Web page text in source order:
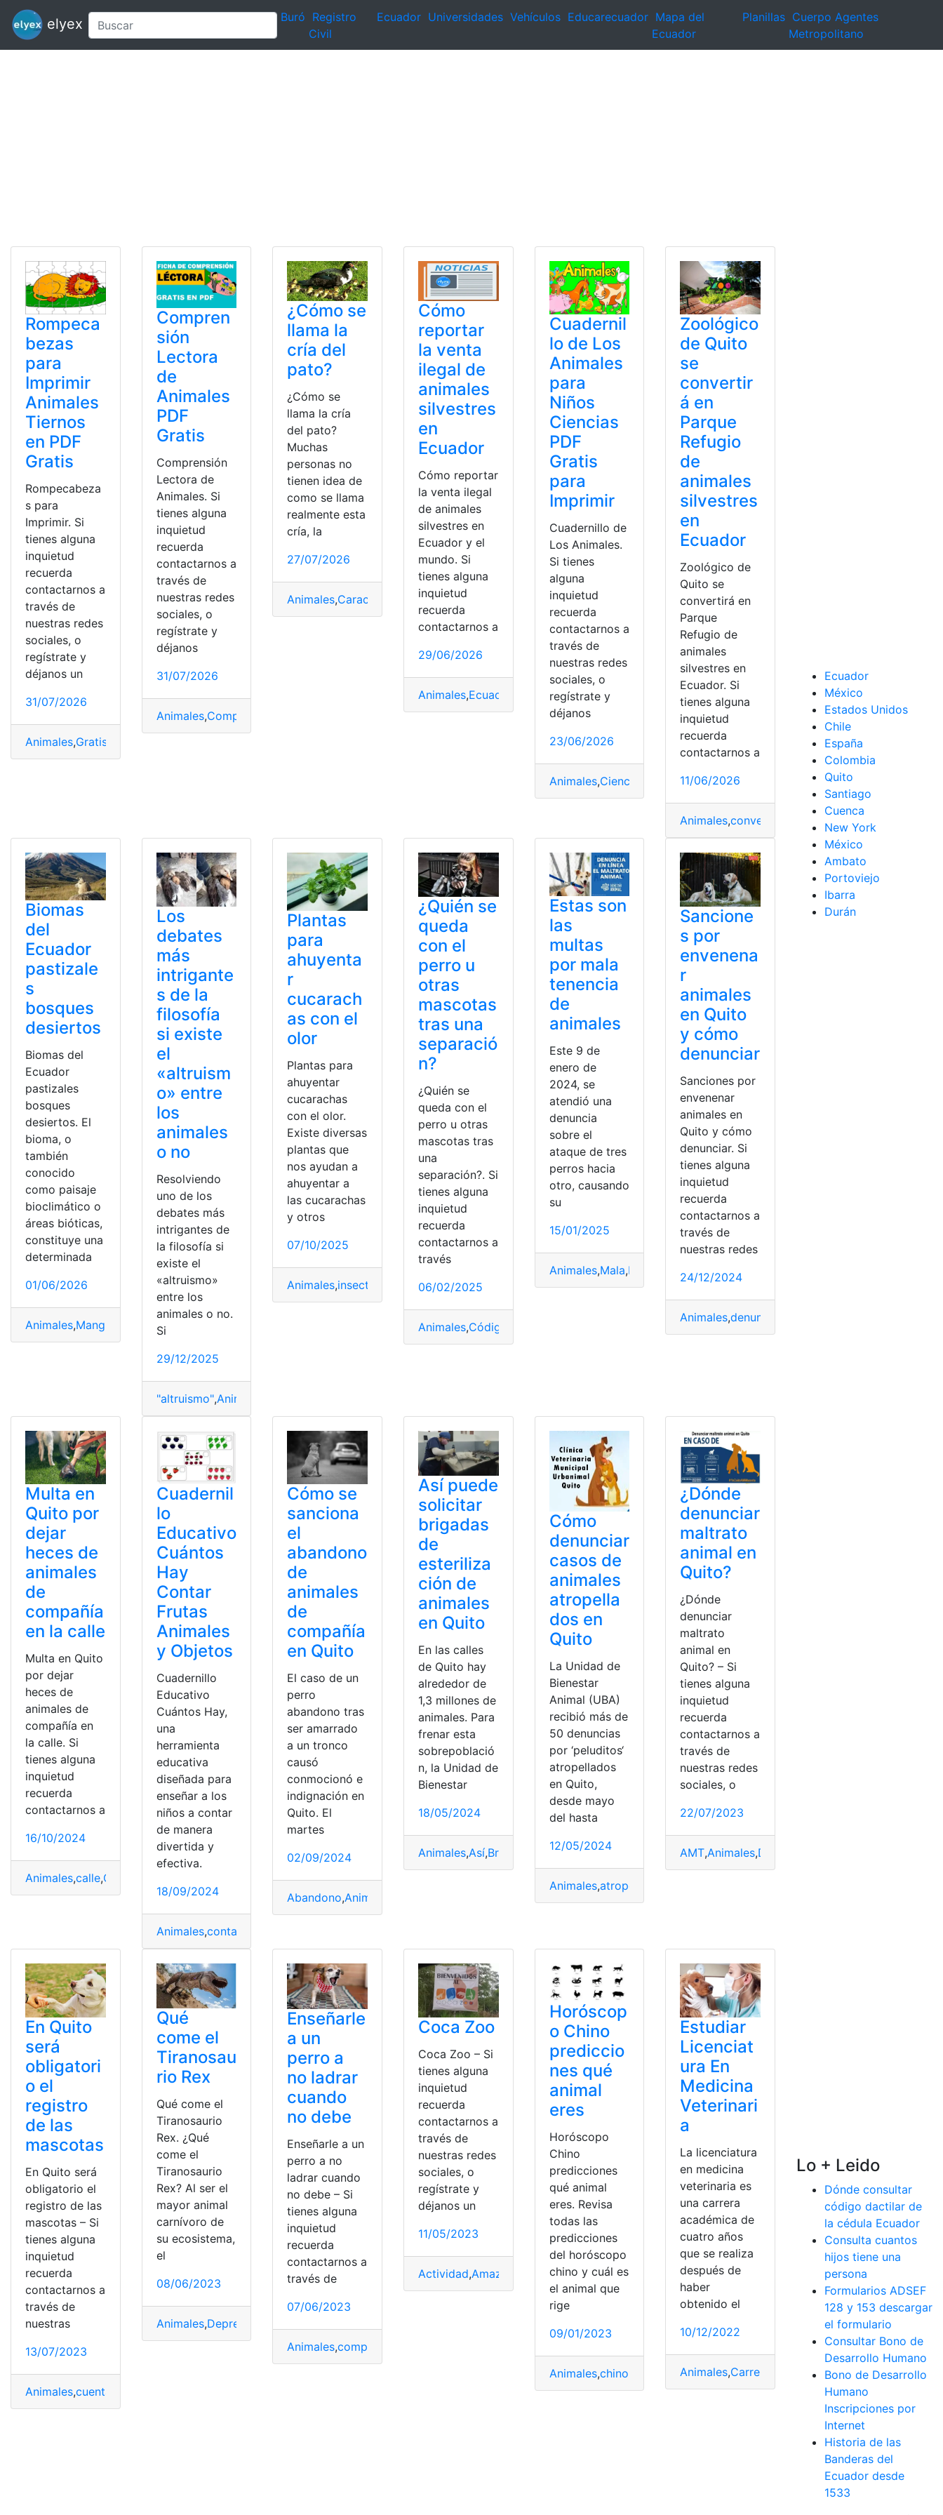
elyex Buró Registro
Civil
Ecuador Universidades Vehículos Educarecuador Mapa del
Ecuador
Planillas Cuerpo Agentes
Metropolitano
Rompeca
bezas
para
Imprimir
Animales
Tiernos
en PDF
Gratis
Rompecabeza
s para
Imprimir. Si
tienes alguna
inquietud
recuerda
contactarnos a
través de
nuestras redes
sociales, o
regístrate y
déjanos un
31/07/2026
Animales,Gratis
Compren
sión
Lectora
de
Animales
PDF
Gratis
Comprensión
Lectora de
Animales. Si
tienes alguna
inquietud
recuerda
contactarnos a
través de
nuestras redes
sociales, o
regístrate y
déjanos
31/07/2026
Animales,Comprensión
¿Cómo se
llama la
cría del
pato?
¿Cómo se
llama la cría
del pato?
Muchas
personas no
tienen idea de
como se llama
realmente esta
cría, la
27/07/2026
Animales,Características ,características generales,Cria,Criar
Cómo
reportar
la venta
ilegal de
animales
silvestres
en
Ecuador
Cómo reportar
la venta ilegal
de animales
silvestres en
Ecuador y el
mundo. Si
tienes alguna
inquietud
recuerda
contactarnos a
29/06/2026
Animales,Ecuador Reportar,silvestres
Cuadernil
lo de Los
Animales
para
Niños
Ciencias
PDF
Gratis
para
Imprimir
Cuadernillo de
Los Animales.
Si tienes
alguna
inquietud
recuerda
contactarnos a
través de
nuestras redes
sociales, o
regístrate y
déjanos
23/06/2026
Animales,Ciencias Cuadernillo,Gratis Niños PDF
Zoológico
de Quito
se
convertir
á en
Parque
Refugio
de
animales
silvestres
en
Ecuador
Zoológico de
Quito se
convertirá en
Parque
Refugio de
animales
silvestres en
Ecuador. Si
tienes alguna
inquietud
recuerda
contactarnos a
11/06/2026
Animales,convertirá Ecuador Parque
Biomas
del
Ecuador
pastizale
s
bosques
desiertos
Biomas del
Ecuador
pastizales
bosques
desiertos. El
bioma, o
también
conocido
como paisaje
bioclimático o
áreas bióticas,
constituye una
determinada
01/06/2026
Animales,Manglares Paisaje
Los
debates
más
intrigante
s de la
filosofía
si existe
el
«altruism
o» entre
los
animales
o no
Resolviendo
uno de los
debates más
intrigantes de
la filosofía si
existe el
«altruismo»
entre los
animales o no.
Si
29/12/2025
"altruismo",Animales
Plantas
para
ahuyenta
r
cucarach
as con el
olor
Plantas para
ahuyentar
cucarachas
con el olor.
Existe diversas
plantas que
nos ayudan a
ahuyentar a
las cucarachas
y otros
07/10/2025
Animales,insecto Plagas,Plantas
¿Quién se
queda
con el
perro u
otras
mascotas
tras una
separació
n?
¿Quién se
queda con el
perro u otras
mascotas tras
una
separación?. Si
tienes alguna
inquietud
recuerda
contactarnos a
través
06/02/2025
Animales,Código Civil Separación
Estas son
las
multas
por mala
tenencia
de
animales
Este 9 de
enero de
2024, se
atendió una
denuncia
sobre el
ataque de tres
perros hacia
otro, causando
su
15/01/2025
Animales,Mala,Multas Quito ,Tenencia
Sancione
s por
envenena
r
animales
en Quito
y cómo
denunciar
Sanciones por
envenenar
animales en
Quito y cómo
denunciar. Si
tienes alguna
inquietud
recuerda
contactarnos a
través de
nuestras redes
24/12/2024
Animales,denunciar
Multa en
Quito por
dejar
heces de
animales
de
compañía
en la calle
Multa en Quito
por dejar
heces de
animales de
compañía en
la calle. Si
tienes alguna
inquietud
recuerda
contactarnos a
16/10/2024
Animales,calle,Compañía Quito
Cuadernil
lo
Educativo
Cuántos
Hay
Contar
Frutas
Animales
y Objetos
Cuadernillo
Educativo
Cuántos Hay,
una
herramienta
educativa
diseñada para
enseñar a los
niños a contar
de manera
divertida y
efectiva.
18/09/2024
Animales,contar
Cómo se
sanciona
el
abandono
de
animales
de
compañía
en Quito
El caso de un
perro
abandono tras
ser amarrado
a un tronco
causó
conmocionó e
indignación en
Quito. El
martes
02/09/2024
Abandono,Animales
Así puede
solicitar
brigadas
de
esteriliza
ción de
animales
en Quito
En las calles
de Quito hay
alrededor de
1,3 millones de
animales. Para
frenar esta
sobrepoblació
n, la Unidad de
Bienestar
18/05/2024
Animales,Así,Brigadas Esterilización,Quito solicitar
Cómo
denunciar
casos de
animales
atropella
dos en
Quito
La Unidad de
Bienestar
Animal (UBA)
recibió más de
50 denuncias
por ‘peluditos‘
atropellados
en Quito,
desde mayo
del hasta
12/05/2024
Animales,atropellados
¿Dónde
denunciar
maltrato
animal en
Quito?
¿Dónde
denunciar
maltrato
animal en
Quito? – Si
tienes alguna
inquietud
recuerda
contactarnos a
través de
nuestras redes
sociales, o
22/07/2023
AMT,Animales,Denuncia
En Quito
será
obligatori
o el
registro
de las
mascotas
En Quito será
obligatorio el
registro de las
mascotas – Si
tienes alguna
inquietud
recuerda
contactarnos a
través de
nuestras
13/07/2023
Animales,cuenta
Qué
come el
Tiranosau
rio Rex
Qué come el
Tiranosaurio
Rex. ¿Qué
come el
Tiranosaurio
Rex? Al ser el
mayor animal
carnívoro de
su ecosistema,
el
08/06/2023
Animales,Depredador
Enseñarle
a un
perro a
no ladrar
cuando
no debe
Enseñarle a un
perro a no
ladrar cuando
no debe – Si
tienes alguna
inquietud
recuerda
contactarnos a
través de
07/06/2023
Animales,compulsiva
Coca Zoo
Coca Zoo – Si
tienes alguna
inquietud
recuerda
contactarnos a
través de
nuestras redes
sociales, o
regístrate y
déjanos un
11/05/2023
Actividad,Amazonia Animales,Coca Zoo zoológico
Horóscop
o Chino
prediccio
nes qué
animal
eres
Horóscopo
Chino
predicciones
qué animal
eres. Revisa
todas las
predicciones
del horóscopo
chino y cuál es
el animal que
rige
09/01/2023
Animales,chino Personalidad,Predicción,
Estudiar
Licenciat
ura En
Medicina
Veterinari
a
La licenciatura
en medicina
veterinaria es
una carrera
académica de
cuatro años
que se realiza
después de
haber
obtenido el
10/12/2022
Animales,Carrera Desventajas,Equipos,Estudiar
Ecuador
México
Estados Unidos
Chile
España
Colombia
Quito
Santiago
Cuenca
New York
México
Ambato
Portoviejo
Ibarra
Durán
Lo + Leido
Dónde consultar
código dactilar de
la cédula Ecuador
Consulta cuantos
hijos tiene una
persona
Formularios ADSEF
128 y 153 descargar
el formulario
Consultar Bono de
Desarrollo Humano
Bono de Desarrollo
Humano
Inscripciones por
Internet
Historia de las
Banderas del
Ecuador desde
1533